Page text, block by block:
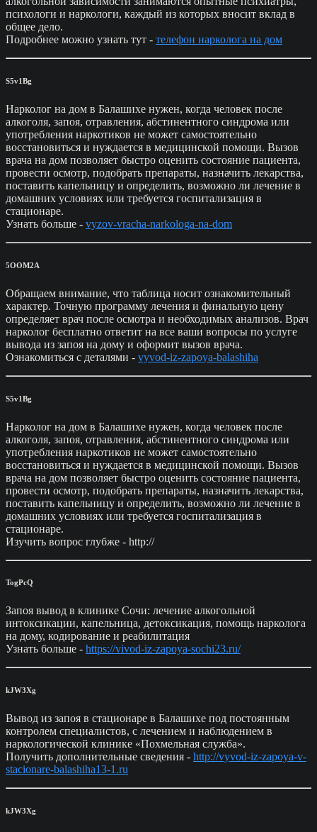
психологи и наркологи, каждый из которых вносит вклад в
общее дело.
Подробнее можно узнать тут - телефон нарколога на дом
S5v1Bg
Нарколог на дом в Балашихе нужен, когда человек после
алкоголя, запоя, отравления, абстинентного синдрома или
употребления наркотиков не может самостоятельно
восстановиться и нуждается в медицинской помощи. Вызов
врача на дом позволяет быстро оценить состояние пациента,
провести осмотр, подобрать препараты, назначить лекарства,
поставить капельницу и определить, возможно ли лечение в
домашних условиях или требуется госпитализация в
стационаре.
Узнать больше - vyzov-vracha-narkologa-na-dom
5OOM2A
Обращаем внимание, что таблица носит ознакомительный
характер. Точную программу лечения и финальную цену
определяет врач после осмотра и необходимых анализов. Врач
нарколог бесплатно ответит на все ваши вопросы по услуге
вывода из запоя на дому и оформит вызов врача.
Ознакомиться с деталями - vyvod-iz-zapoya-balashiha
S5v1Bg
Нарколог на дом в Балашихе нужен, когда человек после
алкоголя, запоя, отравления, абстинентного синдрома или
употребления наркотиков не может самостоятельно
восстановиться и нуждается в медицинской помощи. Вызов
врача на дом позволяет быстро оценить состояние пациента,
провести осмотр, подобрать препараты, назначить лекарства,
поставить капельницу и определить, возможно ли лечение в
домашних условиях или требуется госпитализация в
стационаре.
Изучить вопрос глубже - http://
TogPcQ
Запоя вывод в клинике Сочи: лечение алкогольной
интоксикации, капельница, детоксикация, помощь нарколога
на дому, кодирование и реабилитация
Узнать больше - https://vivod-iz-zapoya-sochi23.ru/
kJW3Xg
Вывод из запоя в стационаре в Балашихе под постоянным
контролем специалистов, с лечением и наблюдением в
наркологической клинике «Похмельная служба».
Получить дополнительные сведения - http://vyvod-iz-zapoya-v-
stacionare-balashiha13-1.ru
kJW3Xg